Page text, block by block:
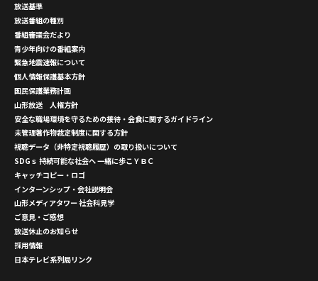
放送基準
放送番組の種別
番組審議会だより
青少年向けの番組案内
緊急地震速報について
個人情報保護基本方針
国民保護業務計画
山形放送 人権方針
安全な職場環境を守るための接待・会食に関するガイドライン
未管理著作物裁定制度に関する方針
視聴データ（非特定視聴履歴）の取り扱いについて
SDGｓ 持続可能な社会へ 一緒に歩こＹＢＣ
キャッチコピー・ロゴ
インターンシップ・会社説明会
山形メディアタワー 社会科見学
ご意見・ご感想
放送休止のお知らせ
採用情報
日本テレビ系列局リンク